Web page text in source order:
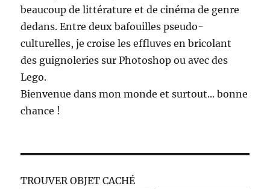
beaucoup de littérature et de cinéma de genre
dedans. Entre deux bafouilles pseudo-
culturelles, je croise les effluves en bricolant
des guignoleries sur Photoshop ou avec des
Lego.
Bienvenue dans mon monde et surtout... bonne
chance !
TROUVER OBJET CACHÉ